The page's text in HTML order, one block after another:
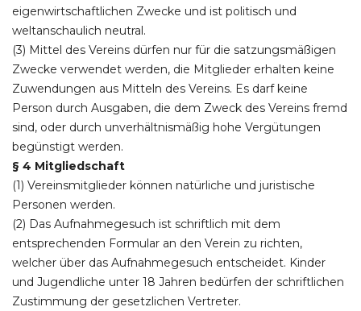
eigenwirtschaftlichen Zwecke und ist politisch und
weltanschaulich neutral.
(3) Mittel des Vereins dürfen nur für die satzungsmäßigen
Zwecke verwendet werden, die Mitglieder erhalten keine
Zuwendungen aus Mitteln des Vereins. Es darf keine
Person durch Ausgaben, die dem Zweck des Vereins fremd
sind, oder durch unverhältnismäßig hohe Vergütungen
begünstigt werden.
§ 4 Mitgliedschaft
(1) Vereinsmitglieder können natürliche und juristische
Personen werden.
(2) Das Aufnahmegesuch ist schriftlich mit dem
entsprechenden Formular an den Verein zu richten,
welcher über das Aufnahmegesuch entscheidet. Kinder
und Jugendliche unter 18 Jahren bedürfen der schriftlichen
Zustimmung der gesetzlichen Vertreter.